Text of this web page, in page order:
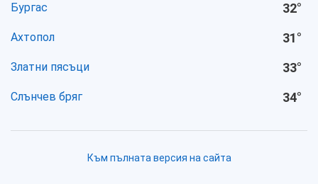
Бургас 32°
Ахтопол 31°
Златни пясъци 33°
Слънчев бряг 34°
Към пълната версия на сайта